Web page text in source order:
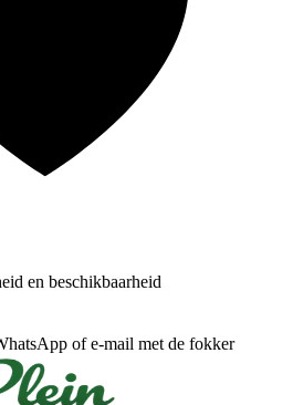
en beschikbaarheid
of e-mail met de fokker